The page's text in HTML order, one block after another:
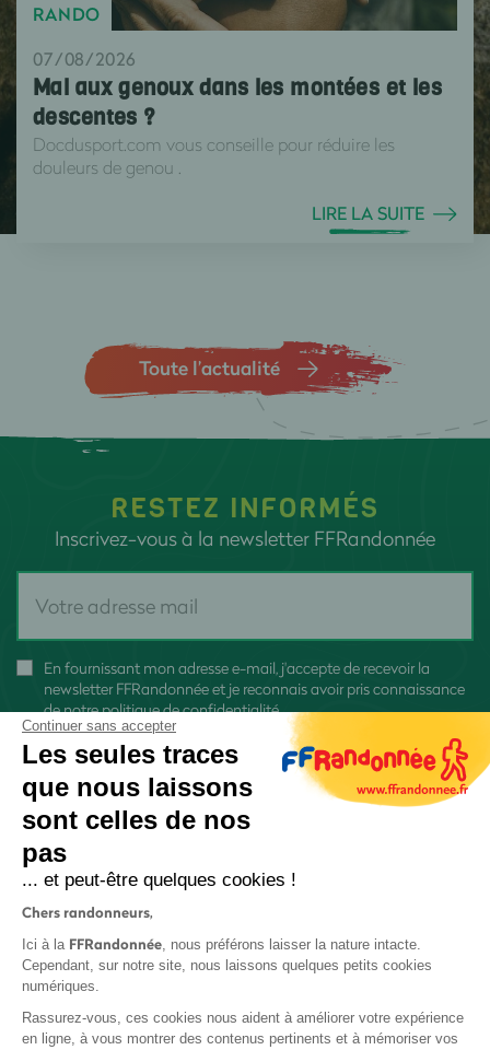
RANDO
07/08/2026
Mal aux genoux dans les montées et les
descentes ?
Docdusport.com vous conseille pour réduire les
douleurs de genou .
LIRE LA SUITE
Toute l’actualité
RESTEZ INFORMÉS
Inscrivez-vous à la newsletter FFRandonnée
En fournissant mon adresse e-mail, j'accepte de recevoir la
newsletter FFRandonnée et je reconnais avoir pris connaissance
denotre politique de confidentialité
Protection des données
Continuer sans accepter
Les seules traces
que nous laissons
sont celles de nos
pas
... et peut-être quelques cookies !
Chers randonneurs,
Ici à la FFRandonnée, nous préférons laisser la nature intacte.
Cependant, sur notre site, nous laissons quelques petits cookies
numériques.
Rassurez-vous, ces cookies nous aident à améliorer votre expérience
en ligne, à vous montrer des contenus pertinents et à mémoriser vos